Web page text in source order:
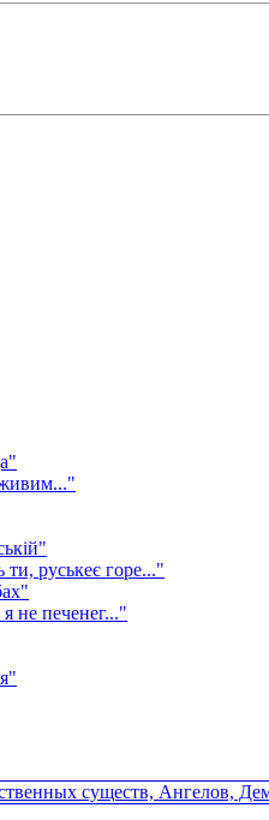
ти, руськеє горе..."
не печенег..."